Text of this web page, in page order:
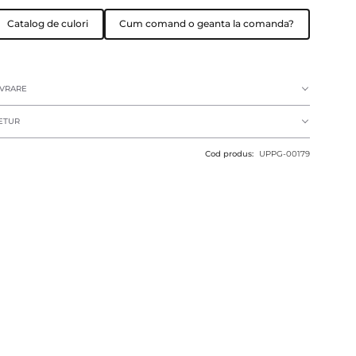
Catalog de culori Cum comand o geanta la comanda?
Cod produs: UPPG-00179